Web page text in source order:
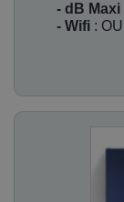
- dB Maxi
- Wifi : OUI